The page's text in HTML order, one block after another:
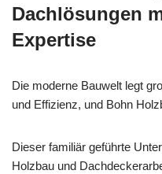
Dachlösungen
Expertise
Die moderne Bauwelt legt
und Effizienz, und Bohn
Dieser familiär geführte
Holzbau und